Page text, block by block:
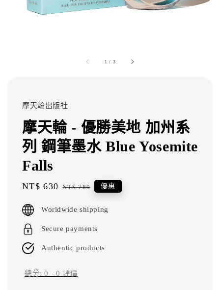
1 / 3
摩天輪出版社
摩天輪 - 優勝美地 加州系
列 鋼筆墨水 Blue Yosemite
Falls
Sale
NT$ 630 Regular
NT$ 780 優惠
Worldwide shipping
Secure payments
Authentic products
總分:0 - 0 評價